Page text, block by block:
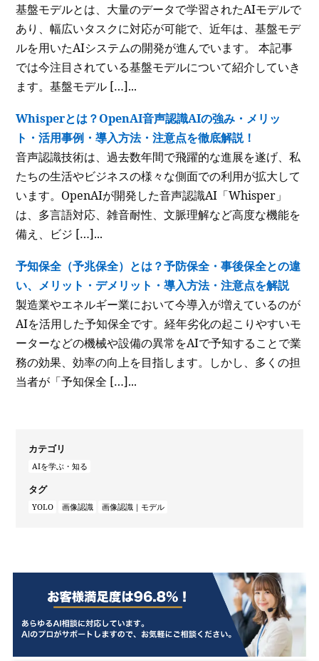
基盤モデルとは、大量のデータで学習されたAIモデルで
あり、幅広いタスクに対応が可能で、近年は、基盤モデ
ルを用いたAIシステムの開発が進んでいます。 本記事
では今注目されている基盤モデルについて紹介していき
ます。基盤モデル […]...
Whisperとは？OpenAI音声認識AIの強み・メリッ
ト・活用事例・導入方法・注意点を徹底解説！
音声認識技術は、過去数年間で飛躍的な進展を遂げ、私
たちの生活やビジネスの様々な側面での利用が拡大して
います。OpenAIが開発した音声認識AI「Whisper」
は、多言語対応、雑音耐性、文脈理解など高度な機能を
備え、ビジ […]...
予知保全（予兆保全）とは？予防保全・事後保全との違
い、メリット・デメリット・導入方法・注意点を解説
製造業やエネルギー業において今導入が増えているのが
AIを活用した予知保全です。経年劣化の起こりやすいモ
ーターなどの機械や設備の異常をAIで予知することで業
務の効果、効率の向上を目指します。しかし、多くの担
当者が「予知保全 […]...
カテゴリ
AIを学ぶ・知る
タグ
YOLO 画像認識 画像認識｜モデル